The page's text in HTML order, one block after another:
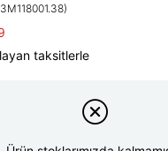
taksitlerle